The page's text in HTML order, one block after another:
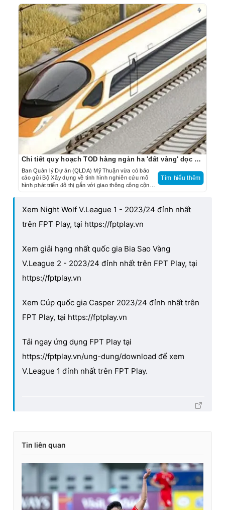
Chi tiết quy hoạch TOD hàng ngàn ha 'đất vàng' dọc đường sắt TP.HCM - Cần Thơ
Ban Quản lý Dự án (QLDA) Mỹ Thuận vừa có báo
cáo gửi Bộ Xây dựng về tình hình nghiên cứu mô
hình phát triển đô thị gắn với giao thông công cộng
(TOD) thuộc Báo cáo nghiên cứu tiền khả thi Dự án
Tìm hiểu thêm
Xem Night Wolf V.League 1 - 2023/24 đỉnh nhất
trên FPT Play, tại https://fptplay.vn
Xem giải hạng nhất quốc gia Bia Sao Vàng
V.League 2 - 2023/24 đỉnh nhất trên FPT Play, tại
https://fptplay.vn
Xem Cúp quốc gia Casper 2023/24 đỉnh nhất trên
FPT Play, tại https://fptplay.vn
Tải ngay ứng dụng FPT Play tại
https://fptplay.vn/ung-dung/download để xem
V.League 1 đỉnh nhất trên FPT Play.
Tin liên quan